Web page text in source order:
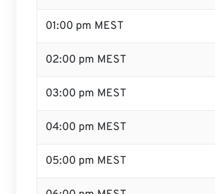
01:00 pm MEST
02:00 pm MEST
03:00 pm MEST
04:00 pm MEST
05:00 pm MEST